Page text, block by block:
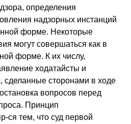
определения
надзорных инстанций
форме. Некоторые
могут совершаться как в
форме. К их числу,
ходатайсты и
сделанные сторонами в ходе
вопросов перед
Принцип
ся тем, что суд первой